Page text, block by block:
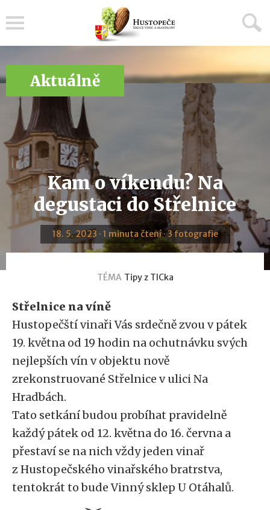
Aktuálně
Kam o víkendu? Na
degustaci do Střelnice
18. 5. 2023 · 1 minuta čtení · 3 fotografie
TÉMA Tipy z TICka
Střelnice na víně
Hustopečští vinaři Vás srdečně zvou v pátek
19. května od 19 hodin na ochutnávku svých
nejlepších vín v objektu nově
zrekonstruované Střelnice v ulici Na
Hradbách.
Tato setkání budou probíhat pravidelně
každý pátek od 12. května do 16. června a
přestaví se na nich vždy jeden vinař
z Hustopečského vinařského bratrstva,
tentokrát to bude Vinný sklep U Otáhalů.